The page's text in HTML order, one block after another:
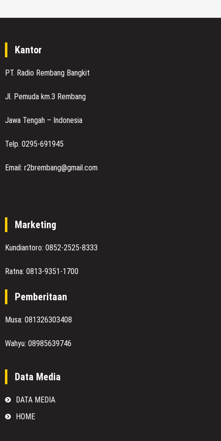
Kantor
PT. Radio Rembang Bangkit
Jl. Pemuda km.3 Rembang
Jawa Tengah – Indonesia
Telp. 0295-691945
Email: r2brembang@gmail.com
Marketing
Kundiantoro: 0852-2525-8333
Ratna: 0813-9351-1700
Pemberitaan
Musa: 081326303408
Wahyu: 08985639746
Data Media
DATA MEDIA
HOME